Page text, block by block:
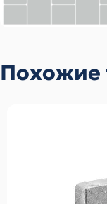
Похожие